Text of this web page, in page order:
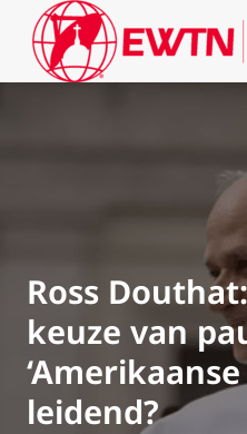
Ross
keuze van
leidend?